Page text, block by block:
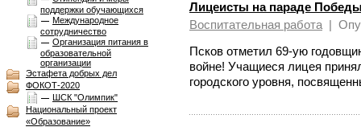
поддержки обучающихся
Международное
сотрудничество
Организация питания в
образовательной
организации
Эстафета добрых дел
ФОКОТ-2020
ШСК "Олимпик"
Национальный проект
«Образование»
Лицеисты на параде
Воспитательная работа |
Псков отметил 69-ую
войне! Учащиеся лицея
городского уровня,